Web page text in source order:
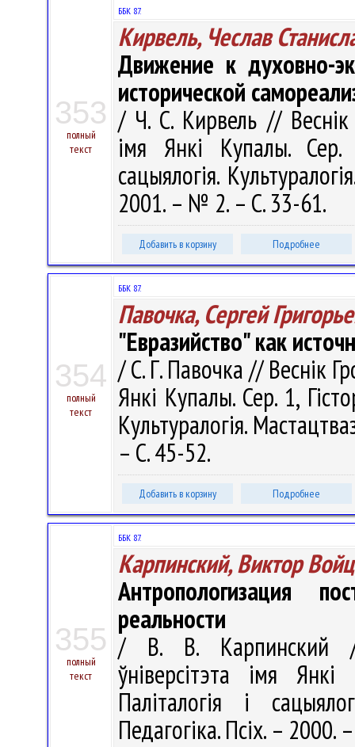
353
полный
текст
ББК 87.
Кирвель, Чеслав
Движение к духовно-
исторической
/ Ч. С. Кирвель // Веснік
імя Янкі Купалы. Сер.
сацыялогія.
2001. – № 2. – С. 33-61.
Добавить в корзину Подробнее
354
полный
текст
ББК 87.
Павочка, Сергей
"Евразийство" как
/ С. Г. Павочка // Веснік
Янкі Купалы. Сер. 1,
Культуралогія.
– С. 45-52.
Добавить в корзину Подробнее
355
полный
текст
ББК 87.
Карпинский, Виктор
Антропологизация
реальности
/ В. В. Карпинский //
ўніверсітэта імя
Паліталогія і
Педагогіка. Псіх. –